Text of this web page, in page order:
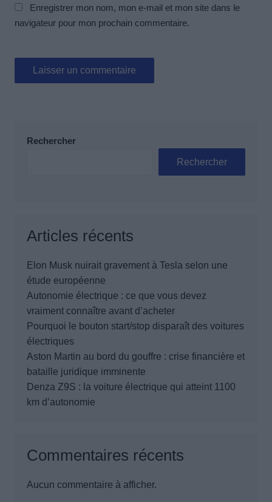
Enregistrer mon nom, mon e-mail et mon site dans le
navigateur pour mon prochain commentaire.
Rechercher
Rechercher
Articles récents
Elon Musk nuirait gravement à Tesla selon une
étude européenne
Autonomie électrique : ce que vous devez
vraiment connaître avant d’acheter
Pourquoi le bouton start/stop disparaît des voitures
électriques
Aston Martin au bord du gouffre : crise financière et
bataille juridique imminente
Denza Z9S : la voiture électrique qui atteint 1100
km d’autonomie
Commentaires récents
Aucun commentaire à afficher.